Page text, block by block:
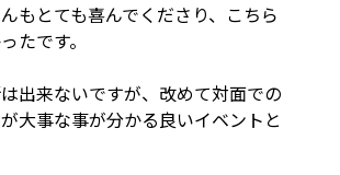
もとても喜んでくださり、こちら
たです。
出来ないですが、改めて対面での
大事な事が分かる良いイベントと